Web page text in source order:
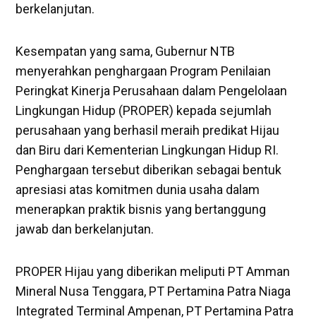
berkelanjutan.
Kesempatan yang sama, Gubernur NTB
menyerahkan penghargaan Program Penilaian
Peringkat Kinerja Perusahaan dalam Pengelolaan
Lingkungan Hidup (PROPER) kepada sejumlah
perusahaan yang berhasil meraih predikat Hijau
dan Biru dari Kementerian Lingkungan Hidup RI.
Penghargaan tersebut diberikan sebagai bentuk
apresiasi atas komitmen dunia usaha dalam
menerapkan praktik bisnis yang bertanggung
jawab dan berkelanjutan.
PROPER Hijau yang diberikan meliputi PT Amman
Mineral Nusa Tenggara, PT Pertamina Patra Niaga
Integrated Terminal Ampenan, PT Pertamina Patra